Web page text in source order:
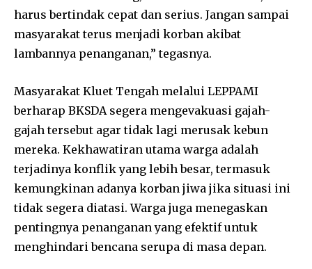
harus bertindak cepat dan serius. Jangan sampai
masyarakat terus menjadi korban akibat
lambannya penanganan,” tegasnya.
Masyarakat Kluet Tengah melalui LEPPAMI
berharap BKSDA segera mengevakuasi gajah-
gajah tersebut agar tidak lagi merusak kebun
mereka. Kekhawatiran utama warga adalah
terjadinya konflik yang lebih besar, termasuk
kemungkinan adanya korban jiwa jika situasi ini
tidak segera diatasi. Warga juga menegaskan
pentingnya penanganan yang efektif untuk
menghindari bencana serupa di masa depan.